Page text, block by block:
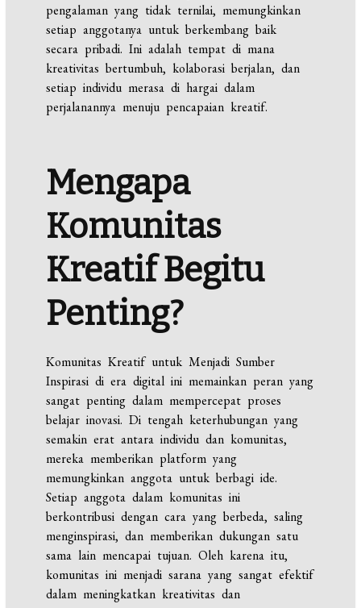
pengalaman yang tidak ternilai, memungkinkan
setiap anggotanya untuk berkembang baik
secara pribadi. Ini adalah tempat di mana
kreativitas bertumbuh, kolaborasi berjalan, dan
setiap individu merasa di hargai dalam
perjalanannya menuju pencapaian kreatif.
Mengapa
Komunitas
Kreatif Begitu
Penting?
Komunitas Kreatif untuk Menjadi Sumber
Inspirasi di era digital ini memainkan peran yang
sangat penting dalam mempercepat proses
belajar inovasi. Di tengah keterhubungan yang
semakin erat antara individu dan komunitas,
mereka memberikan platform yang
memungkinkan anggota untuk berbagi ide.
Setiap anggota dalam komunitas ini
berkontribusi dengan cara yang berbeda, saling
menginspirasi, dan memberikan dukungan satu
sama lain mencapai tujuan. Oleh karena itu,
komunitas ini menjadi sarana yang sangat efektif
dalam meningkatkan kreativitas dan